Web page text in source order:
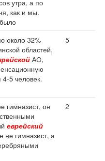
утра, а по
как и мы.
около 32%
областей,
АО,
5 человек.
5
гимназист, он
еврейский
не гимназист, а
2